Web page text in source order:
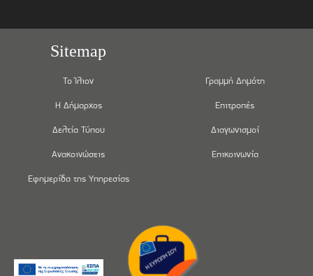
Sitemap
Το Ίλιον
Η Δήμαρχος
Δελτία Τύπου
Ανακοινώσεις
Εφημερίδα της Υπηρεσίας
Γραμμή Δημότη
Επιτροπές
Διαγωνισμοί
Επικοινωνία